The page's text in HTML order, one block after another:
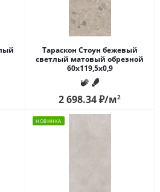
Тараскон Стоун бежевый
светлый матовый обрезной
60x119,5x0,9
2 698.34₽/м2
НОВИНКА